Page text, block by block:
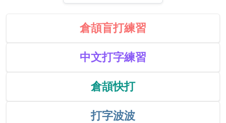
倉頡盲打練習
中文打字練習
倉頡快打
打字波波